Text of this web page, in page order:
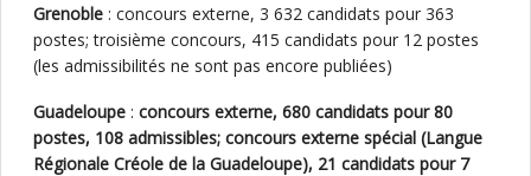
Grenoble : concours externe, 3 632 candidats pour 363
postes; troisième concours, 415 candidats pour 12 postes
(les admissibilités ne sont pas encore publiées)
Guadeloupe : concours externe, 680 candidats pour 80
postes, 108 admissibles; concours externe spécial (Langue
Régionale Créole de la Guadeloupe), 21 candidats pour 7